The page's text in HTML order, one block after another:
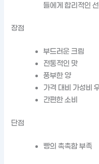
들에게 합리적인
장점
부드러운 크림
전통적인 맛
풍부한 양
가격 대비 가성비
간편한 소비
단점
빵의 촉촉함 부족